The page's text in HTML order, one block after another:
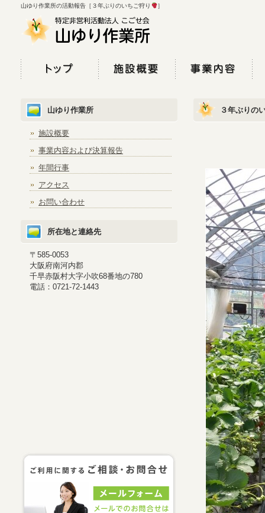
山ゆり作業所の活動報告［３年ぶりのいちご狩り ］
３年ぶりの
山ゆり作業所
施設概要
事業内容および決算報告
年間行事
アクセス
お問い合わせ
所在地と連絡先
〒585-0053
大阪府南河内郡
千早赤阪村大字小吹68番地の780
電話：0721-72-1443